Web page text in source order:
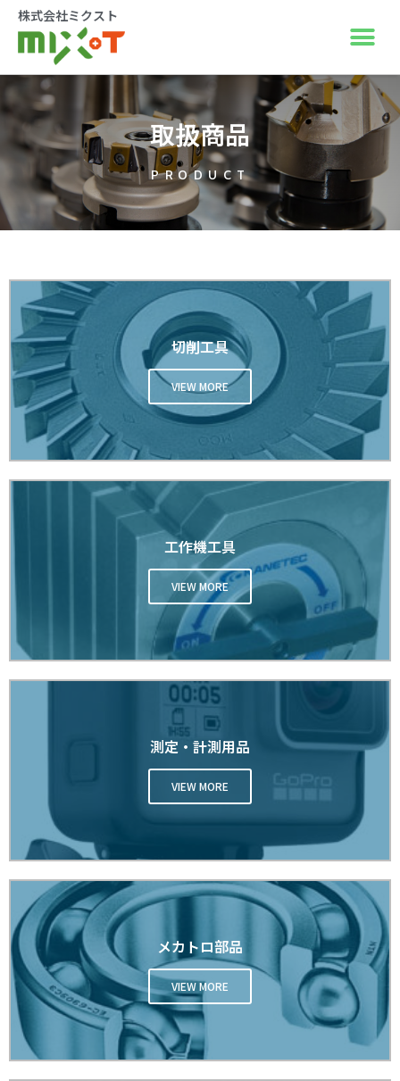
株式会社ミクスト
取扱商品
PRODUCT
切削工具
VIEW MORE
工作機工具
VIEW MORE
測定・計測用品
VIEW MORE
メカトロ部品
VIEW MORE